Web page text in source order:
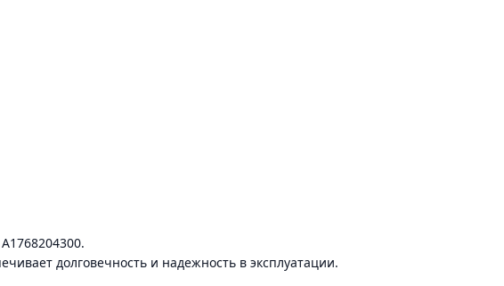
долговечность и надежность в эксплуатации.